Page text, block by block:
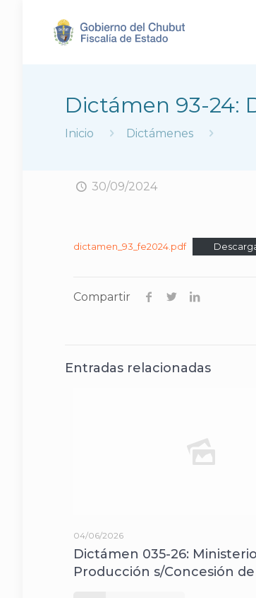
Dictámen 93-24:
Inicio Dictámenes
30/09/2024
dictamen_93_fe2024.pdf
Compartir
Entradas relacionadas
04/06/2026
Dictámen 035-26:
Producción s/Concesión